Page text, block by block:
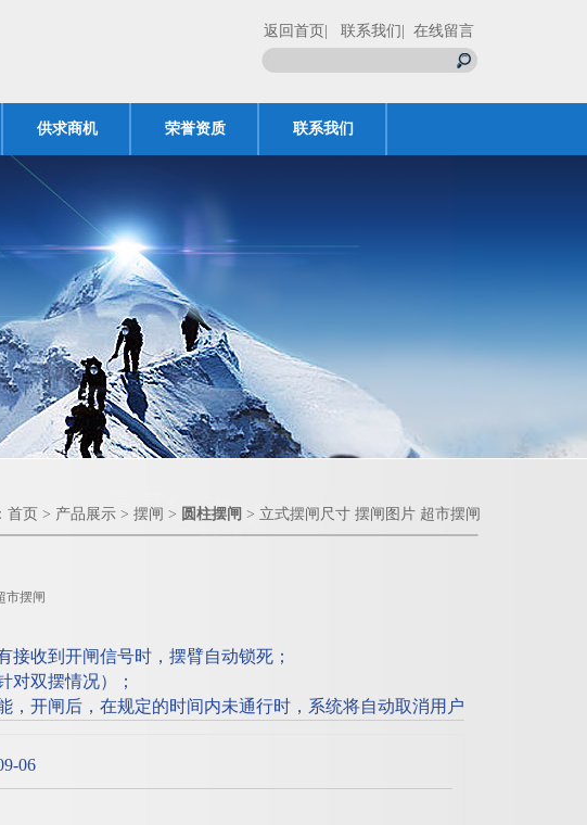
返回首页 | 联系我们 | 在线留言
供求商机 荣誉资质 联系我们
首页 > 产品展示 > 摆闸 > 圆柱摆闸 > 立式摆闸尺寸 摆闸图片 超市摆闸
市摆闸
收到开闸信号时，摆臂自动锁死；
双摆情况）；
，开闸后，在规定的时间内未通行时，系统将自动取消用户
常闭，以满足不同场地的要求；立式摆闸尺寸 摆闸图片 超
06